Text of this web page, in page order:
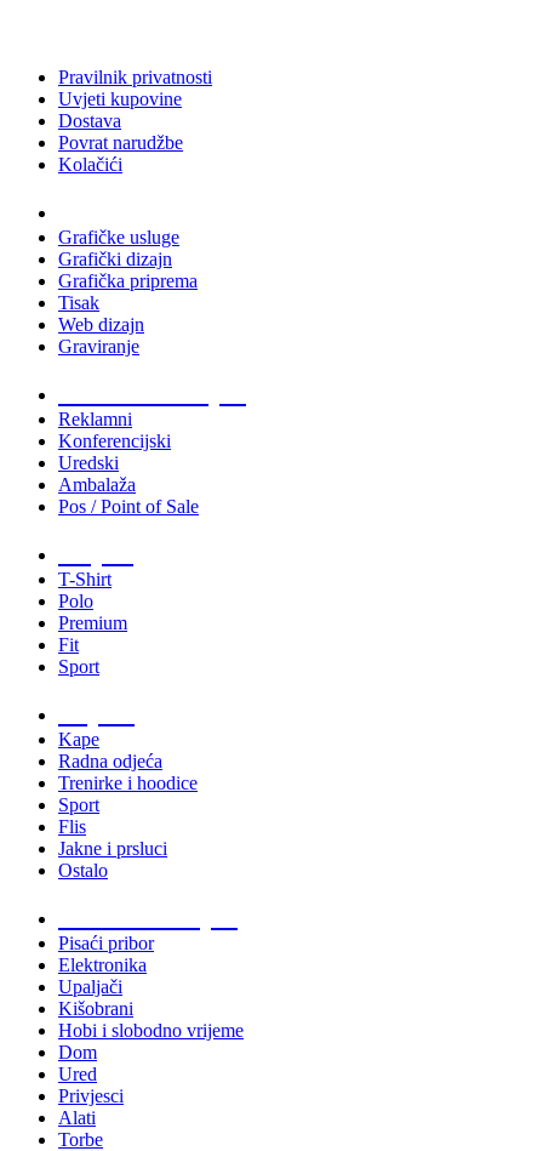
Pravilnik privatnosti
Uvjeti kupovine
Dostava
Povrat narudžbe
Kolačići
Grafičke usluge
Grafički dizajn
Grafička priprema
Tisak
Web dizajn
Graviranje
Reklamni
Konferencijski
Uredski
Ambalaža
Pos / Point of Sale
T-Shirt
Polo
Premium
Fit
Sport
Kape
Radna odjeća
Trenirke i hoodice
Sport
Flis
Jakne i prsluci
Ostalo
Pisaći pribor
Elektronika
Upaljači
Kišobrani
Hobi i slobodno vrijeme
Dom
Ured
Privjesci
Alati
Torbe